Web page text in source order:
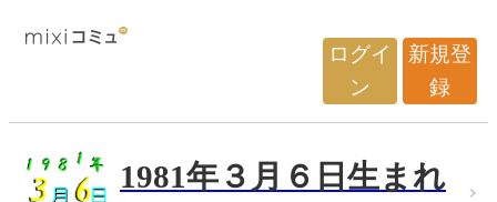
ログイ
ン
新規登
録
1981年３月６日生まれ